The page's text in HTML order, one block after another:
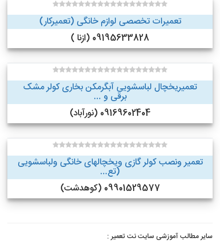
تعمیرات تخصصی لوازم خانگی (تعمیرکار)
09195633828 (ازنا )
تعمیریخچال لباسشویی آبگرمکن بخاری کولر مشک
برقی و ...
09169602404 (نورآباد)
تعمیر ونصب کولر گازی ویخچالهای خانگی ولباسشویی
(تع...
09901529577 (کوهدشت)
سایر مطالب آموزشی سایت نت تعمیر :